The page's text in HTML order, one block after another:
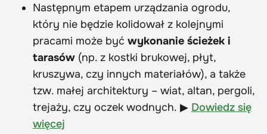
Następnym etapem urządzania ogrodu,
który nie będzie kolidował z kolejnymi
pracami może być wykonanie ścieżek i
tarasów (np. z kostki brukowej, płyt,
kruszywa, czy innych materiałów), a także
tzw. małej architektury – wiat, altan, pergoli,
trejaży, czy oczek wodnych. ▶ Dowiedz się
więcej